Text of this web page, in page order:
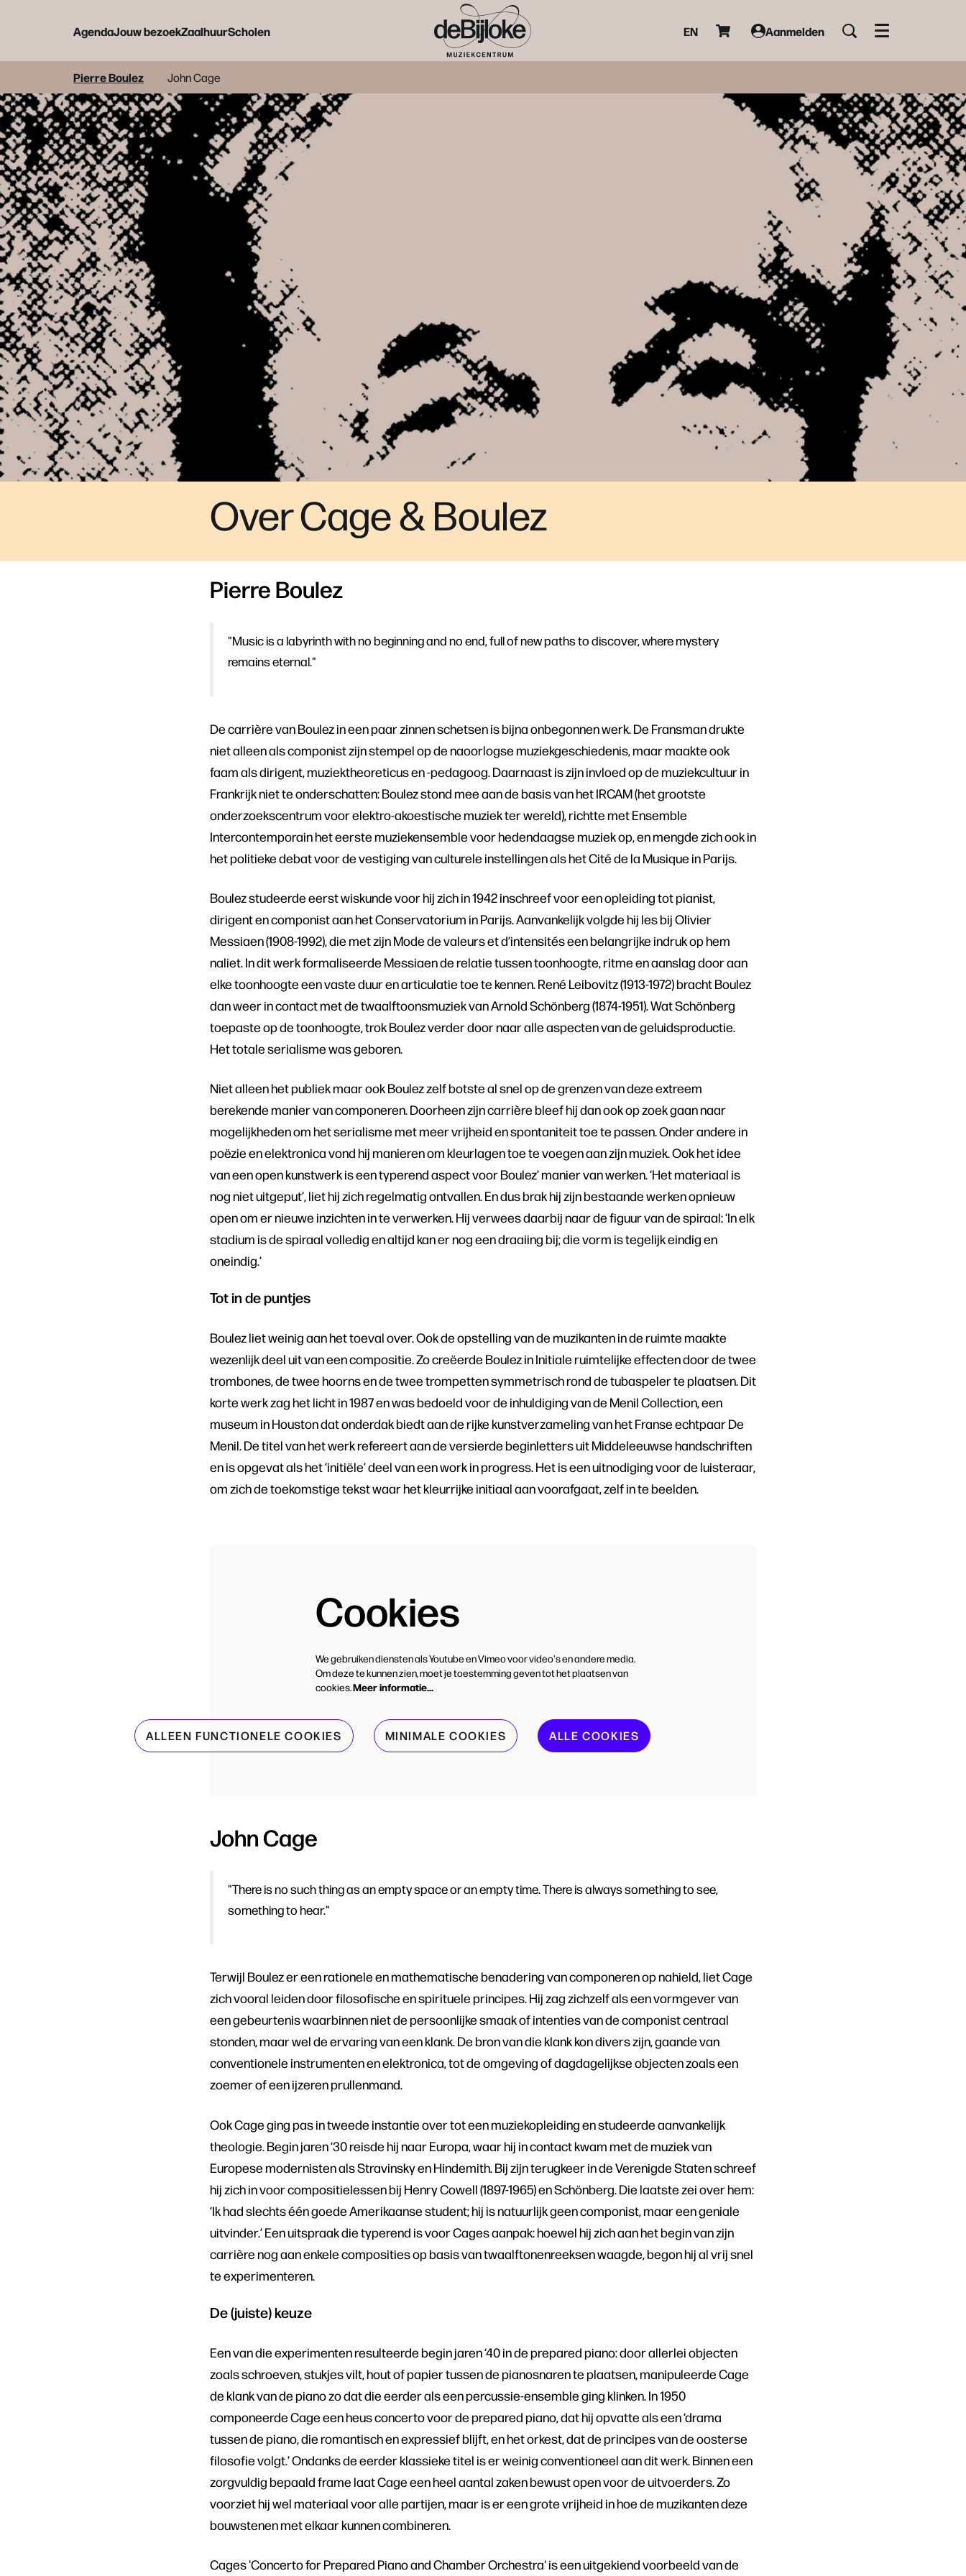
AgendaJouw bezoekZaalhuurScholen EN Aanmelden Menu
Pierre Boulez John Cage
Over Cage & Boulez
Pierre Boulez
"Music is a labyrinth with no beginning and no end, full of new paths to discover, where mystery
remains eternal."
De carrière van Boulez in een paar zinnen schetsen is bijna onbegonnen werk. De Fransman drukte
niet alleen als componist zijn stempel op de naoorlogse muziekgeschiedenis, maar maakte ook
faam als dirigent, muziektheoreticus en -pedagoog. Daarnaast is zijn invloed op de muziekcultuur in
Frankrijk niet te onderschatten: Boulez stond mee aan de basis van het IRCAM (het grootste
onderzoekscentrum voor elektro-akoestische muziek ter wereld), richtte met Ensemble
Intercontemporain het eerste muziekensemble voor hedendaagse muziek op, en mengde zich ook in
het politieke debat voor de vestiging van culturele instellingen als het Cité de la Musique in Parijs.
Boulez studeerde eerst wiskunde voor hij zich in 1942 inschreef voor een opleiding tot pianist,
dirigent en componist aan het Conservatorium in Parijs. Aanvankelijk volgde hij les bij Olivier
Messiaen (1908-1992), die met zijn Mode de valeurs et d’intensités een belangrijke indruk op hem
naliet. In dit werk formaliseerde Messiaen de relatie tussen toonhoogte, ritme en aanslag door aan
elke toonhoogte een vaste duur en articulatie toe te kennen. René Leibovitz (1913-1972) bracht Boulez
dan weer in contact met de twaalftoonsmuziek van Arnold Schönberg (1874-1951). Wat Schönberg
toepaste op de toonhoogte, trok Boulez verder door naar alle aspecten van de geluidsproductie.
Het totale serialisme was geboren.
Niet alleen het publiek maar ook Boulez zelf botste al snel op de grenzen van deze extreem
berekende manier van componeren. Doorheen zijn carrière bleef hij dan ook op zoek gaan naar
mogelijkheden om het serialisme met meer vrijheid en spontaniteit toe te passen. Onder andere in
poëzie en elektronica vond hij manieren om kleurlagen toe te voegen aan zijn muziek. Ook het idee
van een open kunstwerk is een typerend aspect voor Boulez’ manier van werken. ‘Het materiaal is
nog niet uitgeput’, liet hij zich regelmatig ontvallen. En dus brak hij zijn bestaande werken opnieuw
open om er nieuwe inzichten in te verwerken. Hij verwees daarbij naar de figuur van de spiraal: ‘In elk
stadium is de spiraal volledig en altijd kan er nog een draaiing bij; die vorm is tegelijk eindig en
oneindig.’
Tot in de puntjes
Boulez liet weinig aan het toeval over. Ook de opstelling van de muzikanten in de ruimte maakte
wezenlijk deel uit van een compositie. Zo creëerde Boulez in Initiale ruimtelijke effecten door de twee
trombones, de twee hoorns en de twee trompetten symmetrisch rond de tubaspeler te plaatsen. Dit
korte werk zag het licht in 1987 en was bedoeld voor de inhuldiging van de Menil Collection, een
museum in Houston dat onderdak biedt aan de rijke kunstverzameling van het Franse echtpaar De
Menil. De titel van het werk refereert aan de versierde beginletters uit Middeleeuwse handschriften
en is opgevat als het ‘initiële’ deel van een work in progress. Het is een uitnodiging voor de luisteraar,
om zich de toekomstige tekst waar het kleurrijke initiaal aan voorafgaat, zelf in te beelden.
Cookies
We gebruiken diensten als Youtube en Vimeo voor video's en andere media.
Om deze te kunnen zien, moet je toestemming geven tot het plaatsen van
cookies.Meer informatie…
ALLEEN FUNCTIONELE COOKIES MINIMALE COOKIES ALLE COOKIES
John Cage
"There is no such thing as an empty space or an empty time. There is always something to see,
something to hear."
Terwijl Boulez er een rationele en mathematische benadering van componeren op nahield, liet Cage
zich vooral leiden door filosofische en spirituele principes. Hij zag zichzelf als een vormgever van
een gebeurtenis waarbinnen niet de persoonlijke smaak of intenties van de componist centraal
stonden, maar wel de ervaring van een klank. De bron van die klank kon divers zijn, gaande van
conventionele instrumenten en elektronica, tot de omgeving of dagdagelijkse objecten zoals een
zoemer of een ijzeren prullenmand.
Ook Cage ging pas in tweede instantie over tot een muziekopleiding en studeerde aanvankelijk
theologie. Begin jaren ‘30 reisde hij naar Europa, waar hij in contact kwam met de muziek van
Europese modernisten als Stravinsky en Hindemith. Bij zijn terugkeer in de Verenigde Staten schreef
hij zich in voor compositielessen bij Henry Cowell (1897-1965) en Schönberg. Die laatste zei over hem:
‘Ik had slechts één goede Amerikaanse student; hij is natuurlijk geen componist, maar een geniale
uitvinder.’ Een uitspraak die typerend is voor Cages aanpak: hoewel hij zich aan het begin van zijn
carrière nog aan enkele composities op basis van twaalftonenreeksen waagde, begon hij al vrij snel
te experimenteren.
De (juiste) keuze
Een van die experimenten resulteerde begin jaren ‘40 in de prepared piano: door allerlei objecten
zoals schroeven, stukjes vilt, hout of papier tussen de pianosnaren te plaatsen, manipuleerde Cage
de klank van de piano zo dat die eerder als een percussie-ensemble ging klinken. In 1950
componeerde Cage een heus concerto voor de prepared piano, dat hij opvatte als een ‘drama
tussen de piano, die romantisch en expressief blijft, en het orkest, dat de principes van de oosterse
filosofie volgt.’ Ondanks de eerder klassieke titel is er weinig conventioneel aan dit werk. Binnen een
zorgvuldig bepaald frame laat Cage een heel aantal zaken bewust open voor de uitvoerders. Zo
voorziet hij wel materiaal voor alle partijen, maar is er een grote vrijheid in hoe de muzikanten deze
bouwstenen met elkaar kunnen combineren.
Cages 'Concerto for Prepared Piano and Chamber Orchestra' is een uitgekiend voorbeeld van de